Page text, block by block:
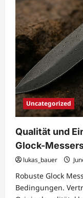
Uncategorized
Qualität und
Glock-
lukas_bauer
Robuste Glock
Bedingungen.